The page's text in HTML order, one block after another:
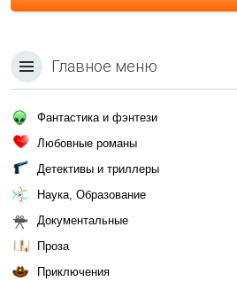
Главное меню
Фантастика и фэнтези
Любовные романы
Детективы и триллеры
Наука, Образование
Документальные
Проза
Приключения